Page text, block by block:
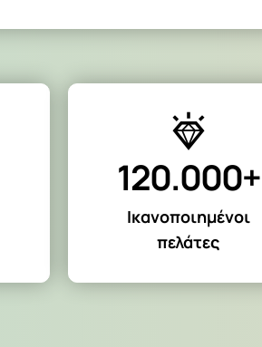
120.000+
Ικανοποιημένοι
πελάτες